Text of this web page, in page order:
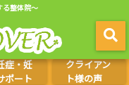
る整体院～
症・妊
ポート
クライアン
ト様の声